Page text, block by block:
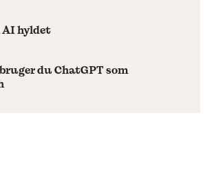
hyldet
du ChatGPT som